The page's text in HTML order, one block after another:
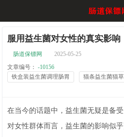
服用益生菌对女性的真实影响
肠道保镖网
2025-05-25
文章编号：
-10156
铁盒装益生菌调理肠胃
猫条益生菌猫草
在当今的话题中，益生菌无疑是备
对女性群体而言，益生菌的影响似